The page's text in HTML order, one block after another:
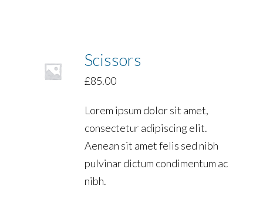
Scissors
£85.00
Lorem ipsum dolor sit amet,
consectetur adipiscing elit.
Aenean sit amet felis sed nibh
pulvinar dictum condimentum ac
nibh.